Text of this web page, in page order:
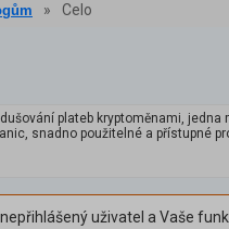
» Celo
plateb kryptoměnami,
snadno použitelné a přístupné
uživatel a Vaše